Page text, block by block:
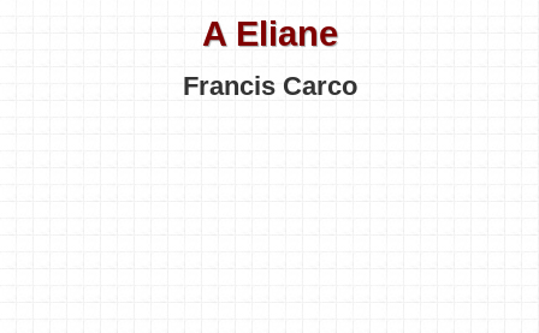
A Eliane
Francis Carco